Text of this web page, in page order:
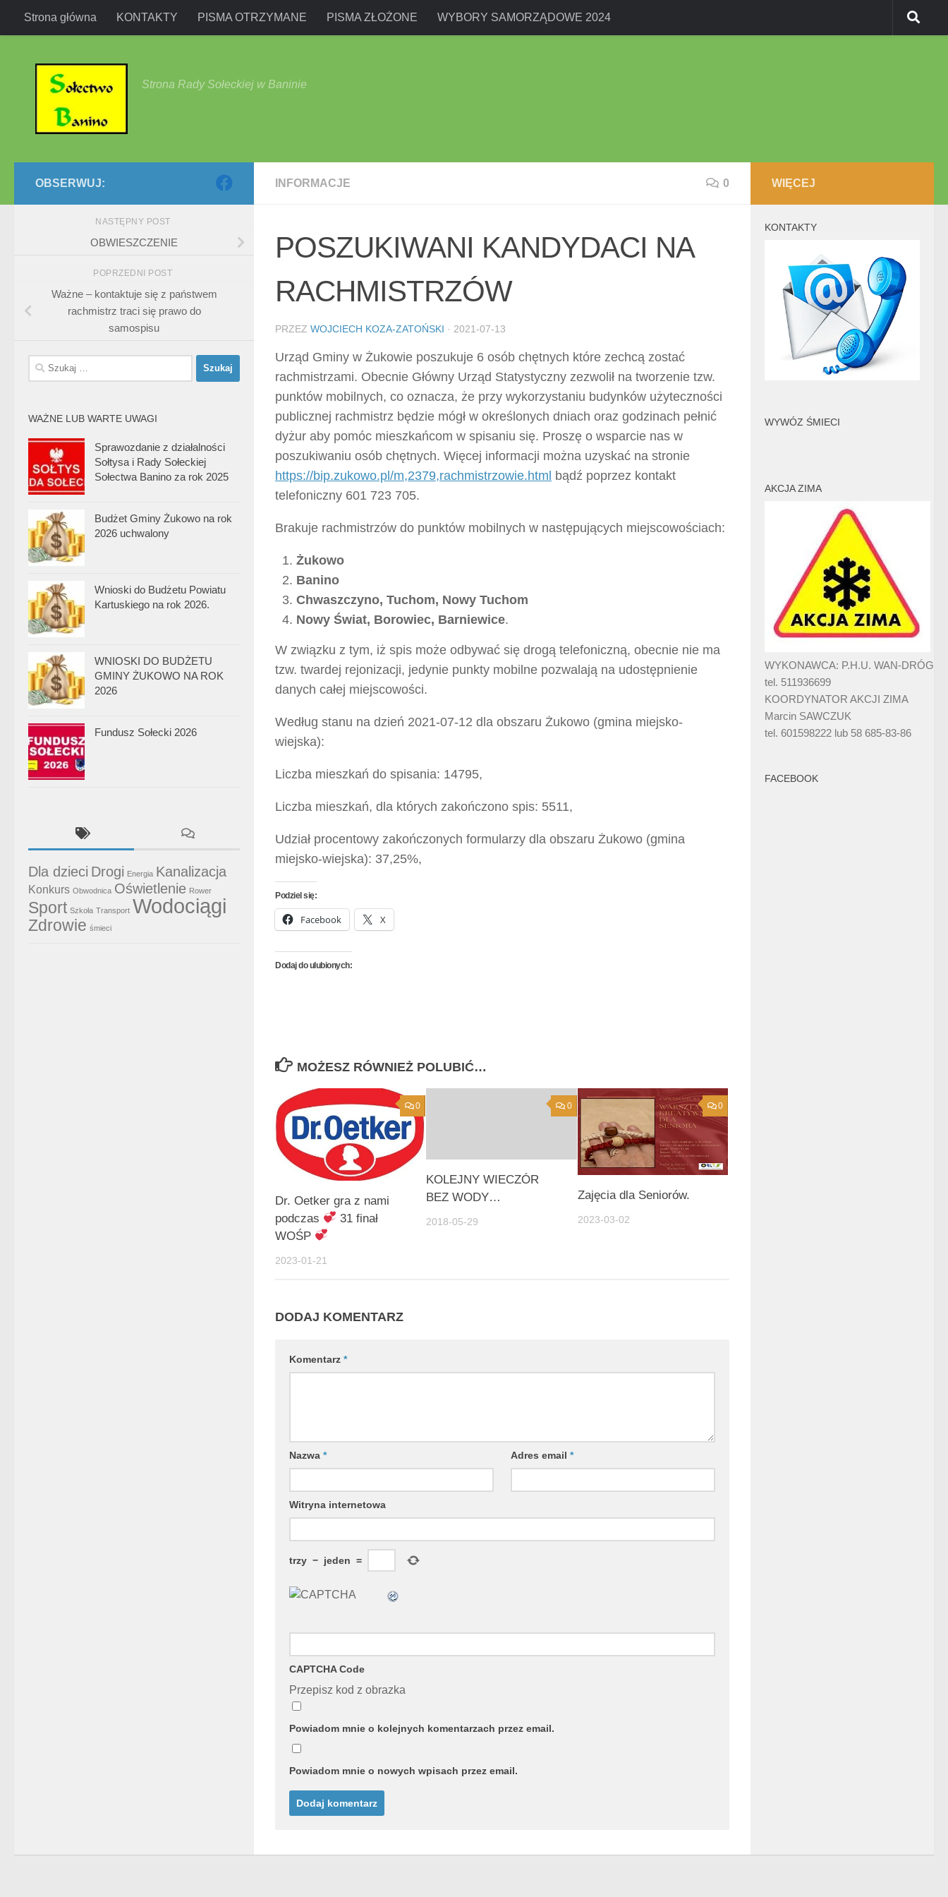
Przejdź do treści
Strona główna KONTAKTY PISMA OTRZYMANE PISMA ZŁOŻONE WYBORY SAMORZĄDOWE 2024
Strona Rady Sołeckiej w Baninie
INFORMACJE 0
POSZUKIWANI KANDYDACI NA
RACHMISTRZÓW
PRZEZ WOJCIECH KOZA-ZATOŃSKI · 2021-07-13
Urząd Gminy w Żukowie poszukuje 6 osób chętnych które zechcą zostać
rachmistrzami. Obecnie Główny Urząd Statystyczny zezwolił na tworzenie tzw.
punktów mobilnych, co oznacza, że przy wykorzystaniu budynków użyteczności
publicznej rachmistrz będzie mógł w określonych dniach oraz godzinach pełnić
dyżur aby pomóc mieszkańcom w spisaniu się. Proszę o wsparcie nas w
poszukiwaniu osób chętnych. Więcej informacji można uzyskać na stronie
https://bip.zukowo.pl/m,2379,rachmistrzowie.html bądź poprzez kontakt
telefoniczny 601 723 705.
Brakuje rachmistrzów do punktów mobilnych w następujących miejscowościach:
Żukowo
Banino
Chwaszczyno, Tuchom, Nowy Tuchom
Nowy Świat, Borowiec, Barniewice.
W związku z tym, iż spis może odbywać się drogą telefoniczną, obecnie nie ma
tzw. twardej rejonizacji, jedynie punkty mobilne pozwalają na udostępnienie
danych całej miejscowości.
Według stanu na dzień 2021-07-12 dla obszaru Żukowo (gmina miejsko-
wiejska):
Liczba mieszkań do spisania: 14795,
Liczba mieszkań, dla których zakończono spis: 5511,
Udział procentowy zakończonych formularzy dla obszaru Żukowo (gmina
miejsko-wiejska): 37,25%,
Podziel się:
Facebook X
Dodaj do ulubionych:
MOŻESZ RÓWNIEŻ POLUBIĆ…
0
Dr. Oetker gra z nami
podczas
31 finał
WOŚP
2023-01-21
0
KOLEJNY WIECZÓR
BEZ WODY…
2018-05-29
0
Zajęcia dla Seniorów.
2023-03-02
DODAJ KOMENTARZ
Komentarz *
Nazwa * Adres email*
Witryna internetowa
trzy − jeden =
CAPTCHA Code
Przepisz kod z obrazka
Powiadom mnie o kolejnych komentarzach przez email.
Powiadom mnie o nowych wpisach przez email.
OBSERWUJ:
NASTĘPNY POST
OBWIESZCZENIE
POPRZEDNI POST
Ważne – kontaktuje się z państwem
rachmistrz traci się prawo do
samospisu
Szukaj:
WAŻNE LUB WARTE UWAGI
Sprawozdanie z działalności
Sołtysa i Rady Sołeckiej
Sołectwa Banino za rok 2025
Budżet Gminy Żukowo na rok
2026 uchwalony
Wnioski do Budżetu Powiatu
Kartuskiego na rok 2026.
WNIOSKI DO BUDŻETU
GMINY ŻUKOWO NA ROK
2026
Fundusz Sołecki 2026
Dla dzieci Drogi Energia Kanalizacja
Konkurs Obwodnica Oświetlenie Rower
Sport Szkoła Transport Wodociągi
Zdrowie śmieci
WIĘCEJ
KONTAKTY
WYWÓZ ŚMIECI
AKCJA ZIMA
WYKONAWCA: P.H.U. WAN-DRÓG
tel. 511936699
KOORDYNATOR AKCJI ZIMA
Marcin SAWCZUK
tel. 601598222 lub 58 685-83-86
FACEBOOK